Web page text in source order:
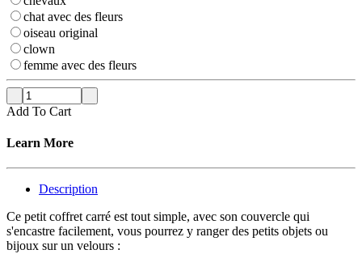
chat avec des fleurs
oiseau original
clown
femme avec des fleurs
Add To Cart
Learn More
Description
Ce petit coffret carré est tout simple, avec son couvercle qui
s'encastre facilement, vous pourrez y ranger des petits objets ou
bijoux sur un velours :